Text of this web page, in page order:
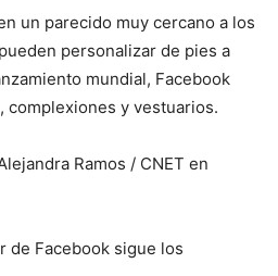
un parecido muy cercano a los
personalizar de pies a
mundial, Facebook
complexiones y vestuarios.
Ramos / CNET en
de Facebook sigue los